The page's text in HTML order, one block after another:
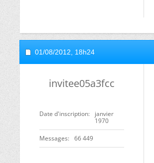
01/08/2012, 18h24
invitee05a3fcc
Date d'inscription
janvier
1970
Messages 66 449